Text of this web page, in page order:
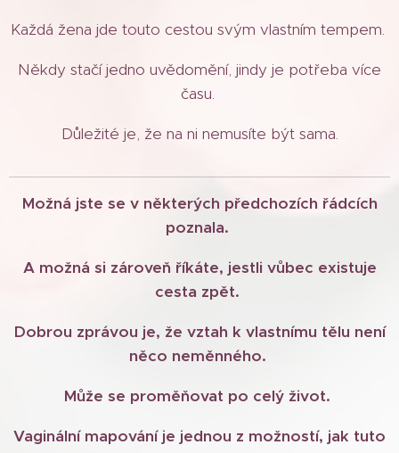
Každá žena jde touto cestou svým vlastním tempem.
Někdy stačí jedno uvědomění, jindy je potřeba více
času.
Důležité je, že na ni nemusíte být sama.
Možná jste se v některých předchozích řádcích
poznala.
A možná si zároveň říkáte, jestli vůbec existuje
cesta zpět.
Dobrou zprávou je, že vztah k vlastnímu tělu není
něco neměnného.
Může se proměňovat po celý život.
Vaginální mapování je jednou z možností, jak tuto